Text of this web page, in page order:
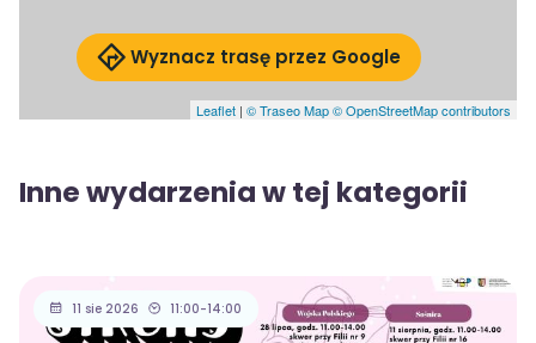
Leaflet | © Traseo Map© OpenStreetMap contributors
Wyznacz trasę przez Google
Inne wydarzenia w tej kategorii
11 sie 2026 11:00-14:00